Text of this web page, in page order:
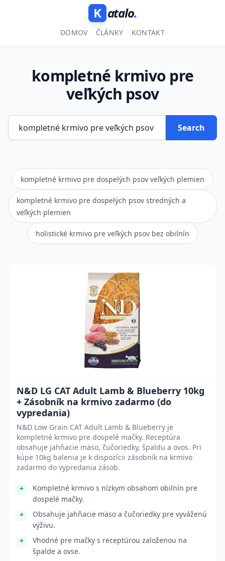
K atalo.
DOMOV ČLÁNKY KONTAKT
kompletné krmivo pre
veľkých psov
Search
kompletné krmivo pre dospelých psov veľkých plemien
kompletné krmivo pre dospelých psov stredných a
veľkých plemien
holistické krmivo pre veľkých psov bez obilnín
N&D LG CAT Adult Lamb & Blueberry 10kg
+ Zásobník na krmivo zadarmo (do
vypredania)
N&D Low Grain CAT Adult Lamb & Blueberry je
kompletné krmivo pre dospelé mačky. Receptúra
obsahuje jahňacie mäso, čučoriedky, špaldu a ovos. Pri
kúpe 10kg balenia je k dispozícii zásobník na krmivo
zadarmo do vypredania zásob.
Kompletné krmivo s nízkym obsahom obilnín pre
dospelé mačky.
Obsahuje jahňacie mäso a čučoriedky pre vyváženú
výživu.
Vhodné pre mačky s receptúrou založenou na
špalde a ovse.